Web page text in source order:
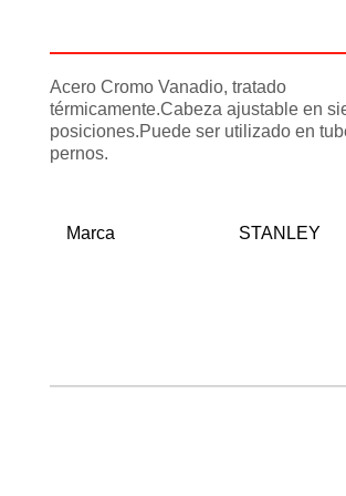
Acero Cromo Vanadio, tratado
térmicamente.Cabeza ajustable en
posiciones.Puede ser utilizado en
pernos.
Marca STANLEY